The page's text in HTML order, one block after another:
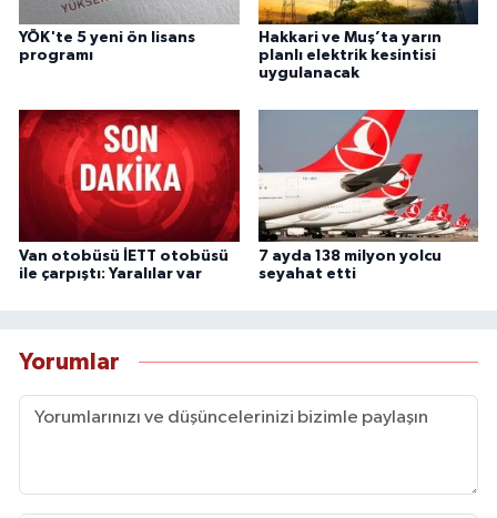
YÖK'te 5 yeni ön lisans
programı
Hakkari ve Muş’ta yarın
planlı elektrik kesintisi
uygulanacak
Van otobüsü İETT otobüsü
ile çarpıştı: Yaralılar var
7 ayda 138 milyon yolcu
seyahat etti
Yorumlar